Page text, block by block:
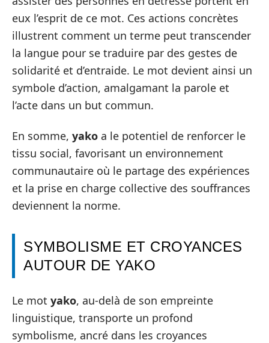
eux l’esprit de ce mot. Ces actions concrètes
illustrent comment un terme peut transcender
la langue pour se traduire par des gestes de
solidarité et d’entraide. Le mot devient ainsi un
symbole d’action, amalgamant la parole et
l’acte dans un but commun.
En somme, yako a le potentiel de renforcer le
tissu social, favorisant un environnement
communautaire où le partage des expériences
et la prise en charge collective des souffrances
deviennent la norme.
SYMBOLISME ET CROYANCES
AUTOUR DE YAKO
Le mot yako, au-delà de son empreinte
linguistique, transporte un profond
symbolisme, ancré dans les croyances